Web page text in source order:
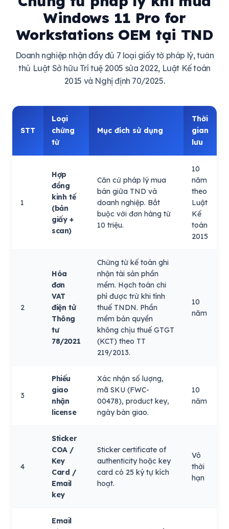
Windows 11 Pro for
Workstations OEM tại TND
Doanh nghiệp nhận đầy đủ 7 loại giấy tờ pháp lý, tuân
thủ Luật Sở hữu Trí tuệ 2005 sửa 2022, Luật Kế toán
2015 và Nghị định 70/2025.
STT
Loại
chứng
từ
Mục đích sử dụng
Thời
gian
lưu
1
Hợp
đồng
kinh tế
(bản
giấy +
scan)
Căn cứ pháp lý mua
bán giữa TND và
doanh nghiệp. Bắt
buộc với đơn hàng từ
10 triệu.
10
năm
theo
Luật
Kế
toán
2015
2
Hóa
đơn
VAT
điện tử
Thông
tư
78/2021
Chứng từ kế toán ghi
nhận tài sản phần
mềm. Hạch toán chi
phí được trừ khi tính
thuế TNDN. Phần
mềm bản quyền
không chịu thuế GTGT
(KCT) theo TT
219/2013.
10
năm
3
Phiếu
giao
nhận
license
Xác nhận số lượng,
mã SKU (FWC-
00478), product key,
ngày bàn giao.
10
năm
4
Sticker
COA /
Key
Card /
Email
key
Sticker certificate of
authenticity hoặc key
card có 25 ký tự kích
hoạt.
Vô
thời
hạn
Email